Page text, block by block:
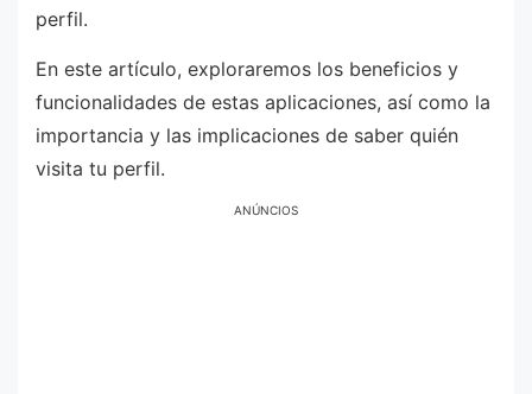
perfil.
En este artículo, exploraremos los beneficios y
funcionalidades de estas aplicaciones, así como la
importancia y las implicaciones de saber quién
visita tu perfil.
ANÚNCIOS